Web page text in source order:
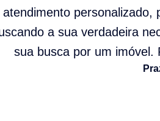
atendimento personalizado,
a sua verdadeira
sua busca por um imóvel.